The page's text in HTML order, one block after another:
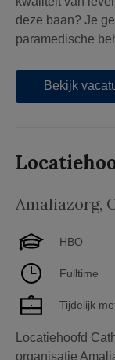
deze baan? Je
paramedische
Bekijk
Amaliazorg,
HBO
Fulltime
Tijdelijk
Locatiehoofd
organisatie